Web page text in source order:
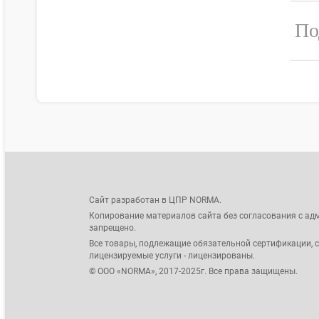
Сайт разработан в ЦПР NORMA.
Копирование материалов сайта без согласования с
запрещено.
Все товары, подлежащие обязательной сертификации,
лицензируемые услуги - лицензированы.
© ООО «NORMA», 2017-2025г. Все права защищены.